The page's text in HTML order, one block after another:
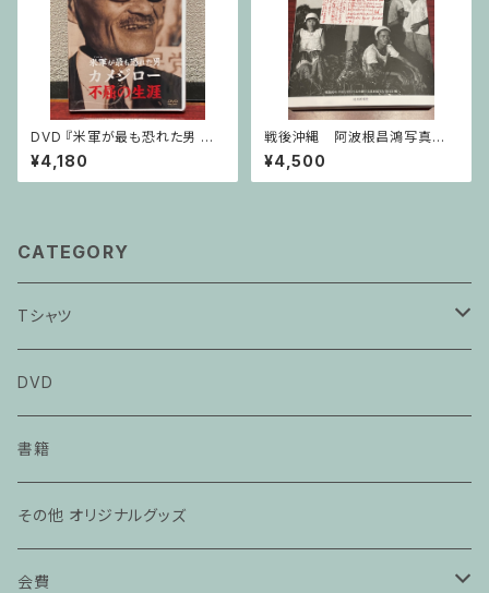
DVD 『米軍が最も恐れた男 カ
メジロー 不屈の生涯』第2作目
¥4,180
戦後沖縄 阿波根昌鴻写真集
成
¥4,500
CATEGORY
Tシャツ
カメジローTシャツ
辺野古 不屈Tシャツ
DVD
書籍
その他 オリジナルグッズ
会費